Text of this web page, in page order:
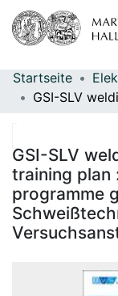
Bereiche &
Statistiken
Startseite
GSI-SLV
training plan
programme